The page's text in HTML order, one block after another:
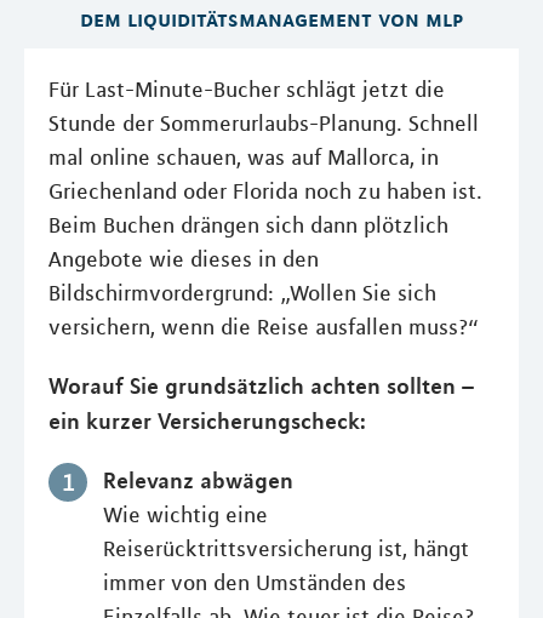
dem liquiditätsmanagement von mlp
Für Last-Minute-Bucher schlägt jetzt die
Stunde der Sommerurlaubs-Planung. Schnell
mal online schauen, was auf Mallorca, in
Griechenland oder Florida noch zu haben ist.
Beim Buchen drängen sich dann plötzlich
Angebote wie dieses in den
Bildschirmvordergrund: „Wollen Sie sich
versichern, wenn die Reise ausfallen muss?“
Worauf Sie grundsätzlich achten sollten –
ein kurzer Versicherungscheck:
Relevanz abwägen
Wie wichtig eine
Reiserücktrittsversicherung ist, hängt
immer von den Umständen des